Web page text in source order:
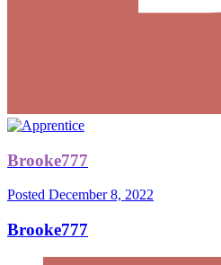
Brooke777
Posted December 8, 2022
Brooke777